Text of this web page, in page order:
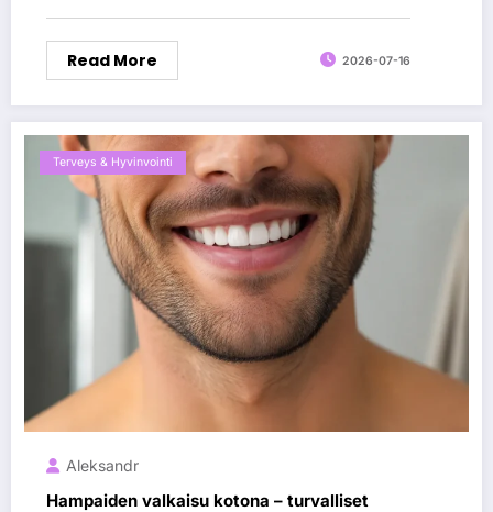
Read More 2026-07-16
Terveys & Hyvinvointi
Aleksandr
Hampaiden valkaisu kotona – turvalliset